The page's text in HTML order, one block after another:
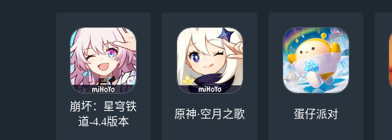
崩坏：星穹铁
道-4.4版本
原神·空月之歌 蛋仔派对